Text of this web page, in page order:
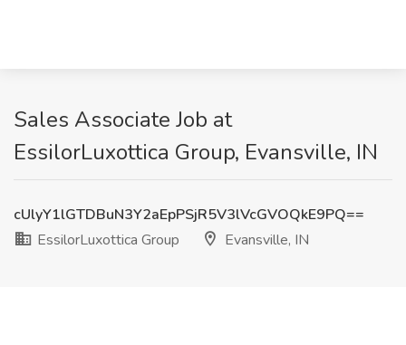
Sales Associate Job at
EssilorLuxottica Group, Evansville, IN
cUlyY1lGTDBuN3Y2aEpPSjR5V3lVcGVOQkE9PQ==
EssilorLuxottica Group
Evansville, IN